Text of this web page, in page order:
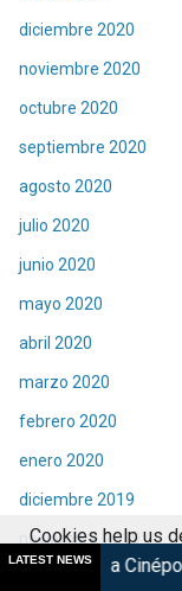
diciembre 2020
noviembre 2020
octubre 2020
septiembre 2020
agosto 2020
julio 2020
junio 2020
mayo 2020
abril 2020
marzo 2020
febrero 2020
enero 2020
diciembre 2019
noviembre 2019
octubre 2019
LATEST NEWSE-X Con
Cookies help us
services, you